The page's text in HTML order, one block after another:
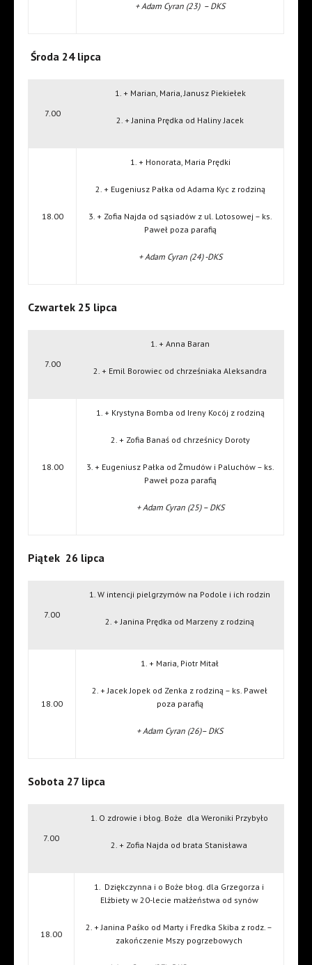
+ Adam Cyran (23) – DKS
Środa 24 lipca
7.00
1. + Marian, Maria, Janusz Piekiełek
2. + Janina Prędka od Haliny Jacek
18.00
1. + Honorata, Maria Prędki
2. + Eugeniusz Pałka od Adama Kyc z rodziną
3. + Zofia Najda od sąsiadów z ul. Lotosowej – ks.
Paweł poza parafią
+ Adam Cyran (24) -DKS
Czwartek 25 lipca
7.00
1. + Anna Baran
2. + Emil Borowiec od chrześniaka Aleksandra
18.00
1. + Krystyna Bomba od Ireny Kocój z rodziną
2. + Zofia Banaś od chrześnicy Doroty
3. + Eugeniusz Pałka od Żmudów i Paluchów – ks.
Paweł poza parafią
+ Adam Cyran (25) – DKS
Piątek 26 lipca
7.00
1. W intencji pielgrzymów na Podole i ich rodzin
2. + Janina Prędka od Marzeny z rodziną
18.00
1. + Maria, Piotr Mitał
2. + Jacek Jopek od Zenka z rodziną – ks. Paweł
poza parafią
+ Adam Cyran (26)– DKS
Sobota 27 lipca
7.00
1. O zdrowie i błog. Boże dla Weroniki Przybyło
2. + Zofia Najda od brata Stanisława
18.00
1. Dziękczynna i o Boże błog. dla Grzegorza i
Elżbiety w 20-lecie małżeństwa od synów
2. + Janina Paśko od Marty i Fredka Skiba z rodz. –
zakończenie Mszy pogrzebowych